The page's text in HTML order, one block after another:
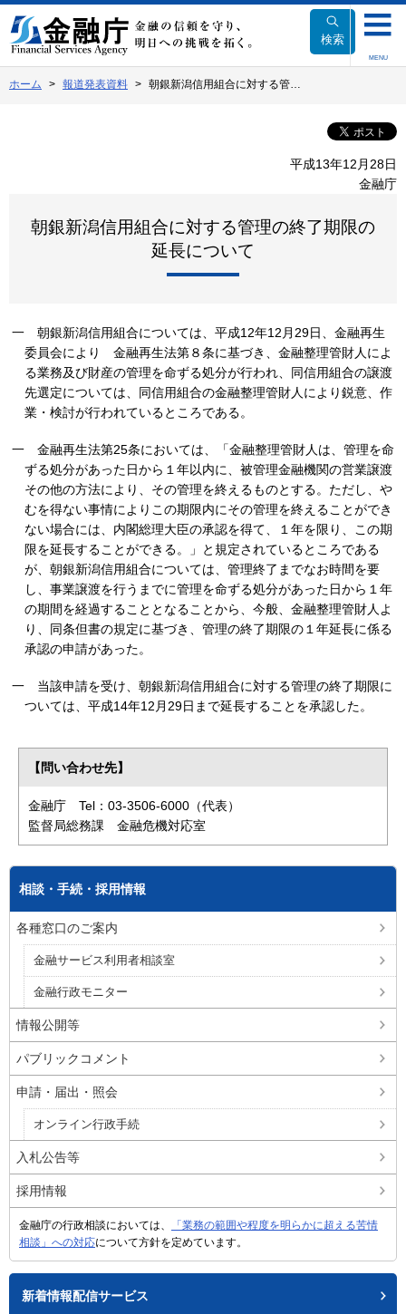
文
へ
動
検索
MENU
ホーム 報道発表資料 朝銀新潟信用組合に対する管…
平成13年12月28日
金融庁
朝銀新潟信用組合に対する管理の終了期限の
延長について
一
朝銀新潟信用組合については、平成12年12月29日、金融再生
委員会により 金融再生法第８条に基づき、金融整理管財人によ
る業務及び財産の管理を命ずる処分が行われ、同信用組合の譲渡
先選定については、同信用組合の金融整理管財人により鋭意、作
業・検討が行われているところである。
一
金融再生法第25条においては、「金融整理管財人は、管理を命
ずる処分があった日から１年以内に、被管理金融機関の営業譲渡
その他の方法により、その管理を終えるものとする。ただし、や
むを得ない事情によりこの期限内にその管理を終えることができ
ない場合には、内閣総理大臣の承認を得て、１年を限り、この期
限を延長することができる。」と規定されているところである
が、朝銀新潟信用組合については、管理終了までなお時間を要
し、事業譲渡を行うまでに管理を命ずる処分があった日から１年
の期間を経過することとなることから、今般、金融整理管財人よ
り、同条但書の規定に基づき、管理の終了期限の１年延長に係る
承認の申請があった。
一
当該申請を受け、朝銀新潟信用組合に対する管理の終了期限に
ついては、平成14年12月29日まで延長することを承認した。
【問い合わせ先】
金融庁 Tel：03-3506-6000（代表）
監督局総務課 金融危機対応室
相談・手続・採用情報
各種窓口のご案内
金融サービス利用者相談室
金融行政モニター
情報公開等
パブリックコメント
申請・届出・照会
オンライン行政手続
入札公告等
採用情報
金融庁の行政相談においては、
「業務の範囲や程度を明らかに超える苦情
相談」への対応について方針を定めています。
新着情報配信サービス